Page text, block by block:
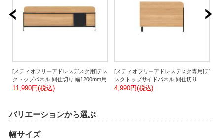
[メティオフリーアドレスデスク用]デス
クトップパネル 間仕切り 幅1200mm用
11,990円(税込)
[メティオフリーアドレスデスク専用]デ
スクトップサイドパネル 間仕切り
4,990円(税込)
バリエーションから選ぶ
幅サイズ